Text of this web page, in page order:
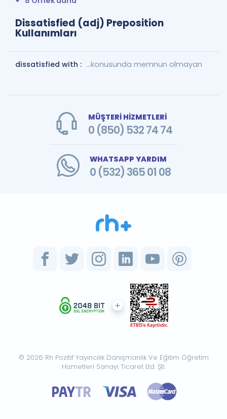
Dissatisfied (adj) Preposition
Kullanımları
dissatisfied with : ...konusunda memnun olmayan
MÜŞTERİ HİZMETLERİ
0 (850) 532 74 74
WHATSAPP YARDIM
0 (532) 365 01 08
© 2026 Rh Pozitif Yayıncılık Danışmanlık Ve Eğitim Öğretim
Hizmetleri Sanayi Ticaret Ltd. Şti.